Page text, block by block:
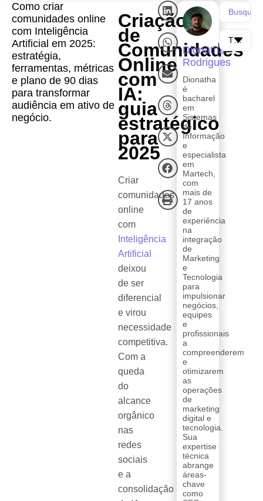
Como criar
comunidades online
com Inteligência
Artificial em 2025:
estratégia,
ferramentas, métricas
e plano de 90 dias
para transformar
audiência em ativo de
negócio.
Criação
de
Comunidades
Online
com
IA:
guia
estratégico
para
2025
Criar
comunidades
online
com
Inteligência
Artificial
deixou
de ser
diferencial
e virou
necessidade
competitiva.
Com a
queda
do
alcance
orgânico
nas
redes
sociais
e a
consolidação
Dionatha
Rodrigues
Dionatha
é
bacharel
em
Sistemas
de
Informação
e
especialista
em
Martech,
com
mais de
17 anos
de
experiência
na
integração
de
Marketing
e
Tecnologia
para
impulsionar
negócios,
equipes
e
profissionais
a
compreenderem
e
otimizarem
as
operações
de
marketing
digital e
tecnologia.
Sua
expertise
técnica
abrange
áreas-
chave
como